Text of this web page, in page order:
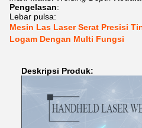
Pengelasan:
Lebar pulsa:
Mesin Las Laser Serat Presisi
Logam Dengan Multi Fungsi
Deskripsi Produk: